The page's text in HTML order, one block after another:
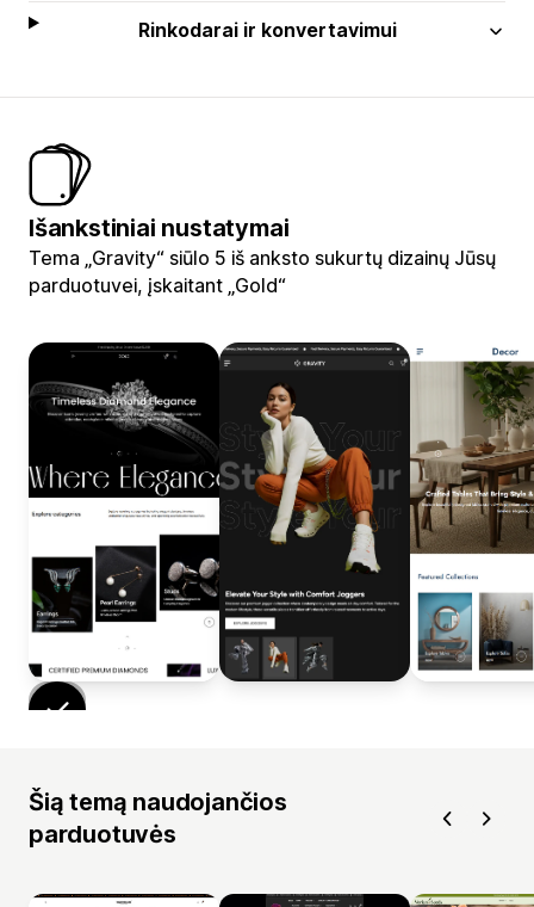
Rinkodarai ir konvertavimui
Išankstiniai nustatymai
Tema „Gravity“ siūlo 5 iš anksto sukurtų dizainų Jūsų
parduotuvei, įskaitant „Gold“
Šią temą naudojančios
parduotuvės